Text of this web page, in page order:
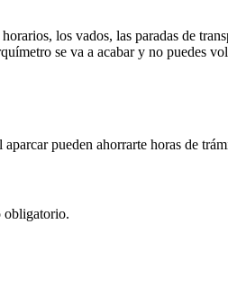
los vados, las paradas de
se va a acabar y no puedes
pueden ahorrarte horas de
obligatorio.